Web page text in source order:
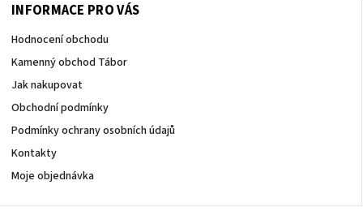
INFORMACE PRO VÁS
Hodnocení obchodu
Kamenný obchod Tábor
Jak nakupovat
Obchodní podmínky
Podmínky ochrany osobních údajů
Kontakty
Moje objednávka